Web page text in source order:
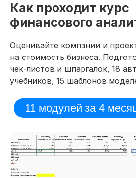
Как проходит курс
финансового
Оценивайте компании и
на стоимость бизнеса.
чек-листов и шпаргалок, 18
учебников, 15 шаблонов
образовательной деятельности
Диплом о прохождении курса
Подробнее
Новая профессия
к сентябрю